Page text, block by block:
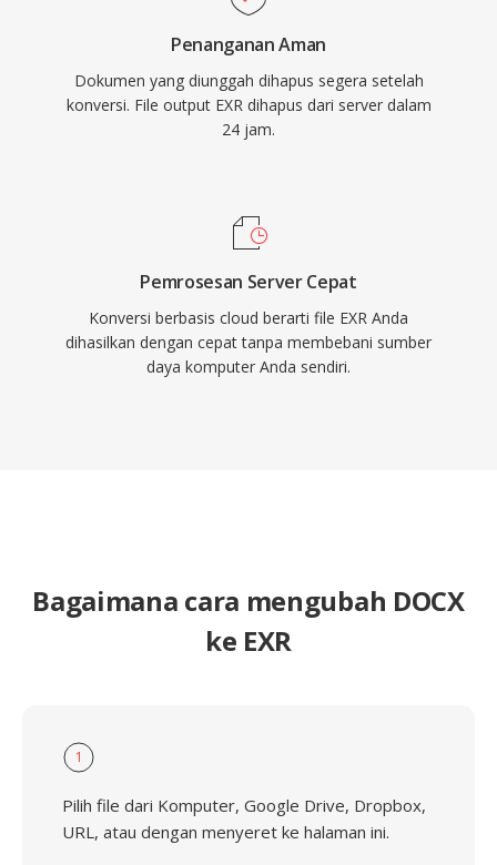
Penanganan Aman
Dokumen yang diunggah dihapus segera setelah
konversi. File output EXR dihapus dari server dalam
24 jam.
Pemrosesan Server Cepat
Konversi berbasis cloud berarti file EXR Anda
dihasilkan dengan cepat tanpa membebani sumber
daya komputer Anda sendiri.
Bagaimana cara mengubah DOCX
ke EXR
1
Pilih file dari Komputer, Google Drive, Dropbox,
URL, atau dengan menyeret ke halaman ini.